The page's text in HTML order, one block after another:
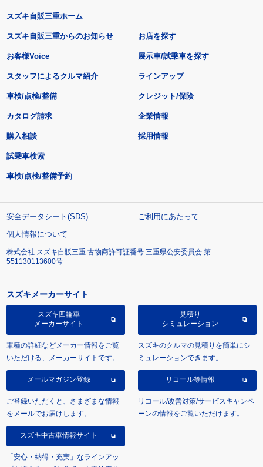
スズキ自販三重ホーム
スズキ自販三重からのお知らせ
お客様Voice
スタッフによるクルマ紹介
お店を探す
展示車/試乗車を探す
ラインアップ
車検/点検/整備 クレジット/保険
カタログ請求
購入相談
試乗車検索
車検/点検/整備予約
企業情報
採用情報
安全データシート(SDS)
ご利用にあたって
個人情報について
株式会社 スズキ自販三重 古物商許可証番号 三重県公安委員会 第
551130113600号
スズキメーカーサイト
スズキ四輪車
メーカーサイト
車種の詳細などメーカー情報をご覧
いただける、メーカーサイトです。
見積り
シミュレーション
スズキのクルマの見積りを簡単にシ
ミュレーションできます。
メールマガジン登録
ご登録いただくと、さまざまな情報
をメールでお届けします。
リコール等情報
リコール/改善対策/サービスキャンペ
ーンの情報をご覧いただけます。
スズキ中古車情報サイト
「安心・納得・充実」なラインアッ